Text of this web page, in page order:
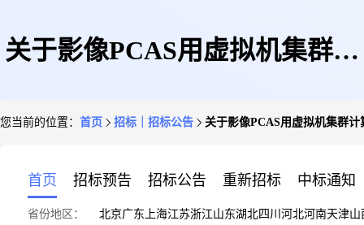
关于影像PCAS用虚拟机集群计
您当前的位置： 首页 招标｜招标公告 关于影像PCAS用虚拟机集群
首页 招标预告 招标公告 重新招标 中标通知
省份地区： 北京广东 上海江苏浙江山东湖北四川 河北河南天津山